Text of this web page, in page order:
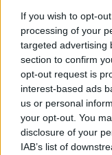
If you wish to opt-
processing of your
targeted advertising
section to confirm
opt-out request is
interest-based ads
us or personal
your opt-out. You
disclosure of your
IAB’s list of
στην παρούσα-
προτάσεις της
βουλευτών,
μετά τις
αλλά με 180.
Μέλη της
αναθεώρηση